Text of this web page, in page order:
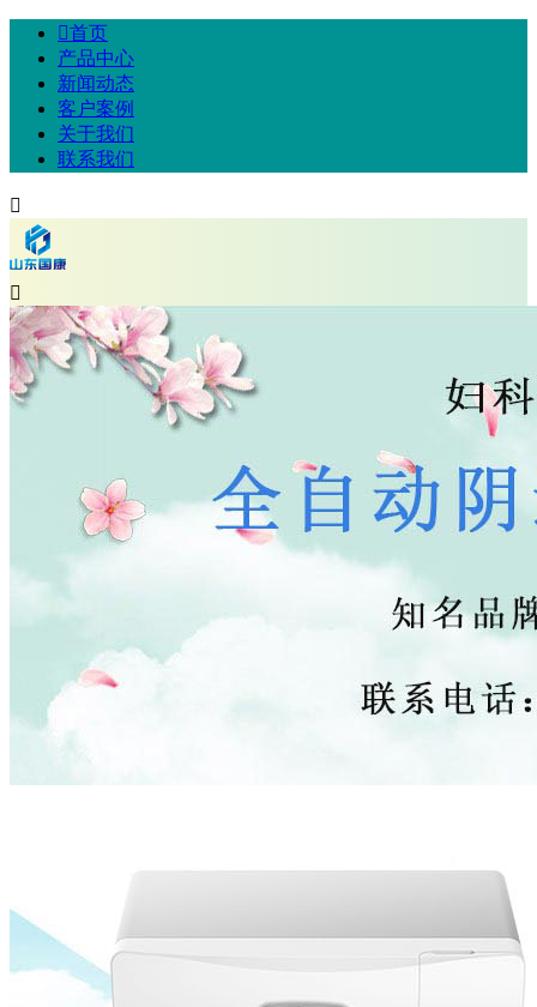
首页
产品中心
新闻动态
客户案例
关于我们
联系我们

